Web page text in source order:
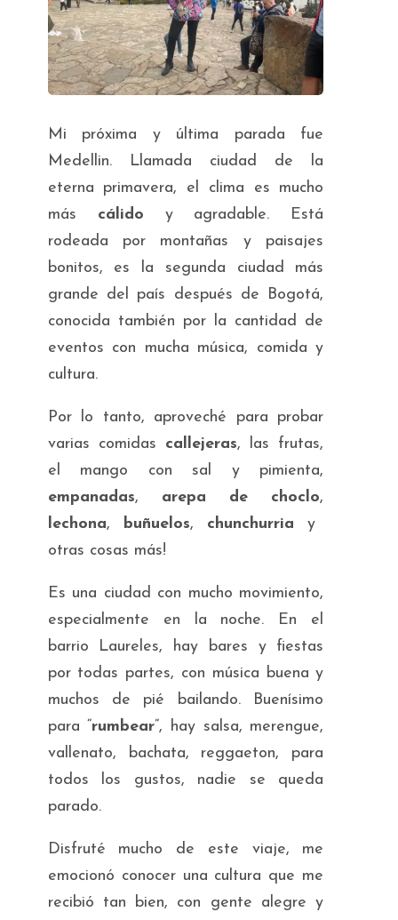
Mi próxima y última parada fue
Medellin. Llamada ciudad de la
eterna primavera, el clima es mucho
más cálido y agradable. Está
rodeada por montañas y paisajes
bonitos, es la segunda ciudad más
grande del país después de Bogotá,
conocida también por la cantidad de
eventos con mucha música, comida y
cultura.
Por lo tanto, aproveché para probar
varias comidas callejeras, las frutas,
el mango con sal y pimienta,
empanadas, arepa de choclo,
lechona, buñuelos, chunchurria y
otras cosas más!
Es una ciudad con mucho movimiento,
especialmente en la noche. En el
barrio Laureles, hay bares y fiestas
por todas partes, con música buena y
muchos de pié bailando. Buenísimo
para “rumbear”, hay salsa, merengue,
vallenato, bachata, reggaeton, para
todos los gustos, nadie se queda
parado.
Disfruté mucho de este viaje, me
emocionó conocer una cultura que me
recibió tan bien, con gente alegre y